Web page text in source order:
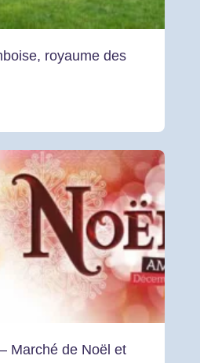
royaume des
Marché de Noël et